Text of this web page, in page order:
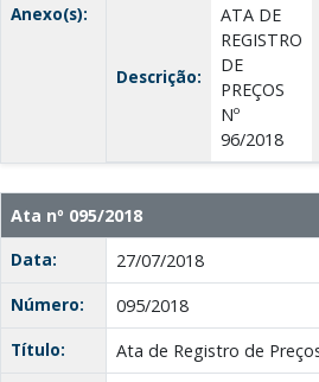
Anexo(s):
Descrição:
ATA DE
REGISTRO
DE
PREÇOS
Nº
96/2018
Ata nº 095/2018
Data:
27/07/2018
Número:
095/2018
Título:
Ata de Registro de